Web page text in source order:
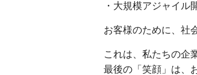
・大規模アジャイ
お客様のために、社
これは、私たちの企
最後の「笑顔」は、